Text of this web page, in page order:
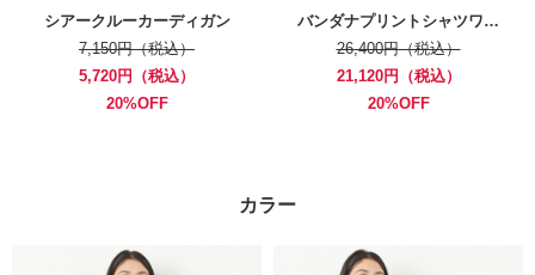
シアークルーカーディガン
7,150円（税込）
5,720円（税込）
20%OFF
バンダナプリントシャツワ…
26,400円（税込）
21,120円（税込）
20%OFF
カラー